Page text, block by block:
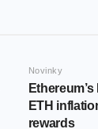
Novinky
ETH
rewards